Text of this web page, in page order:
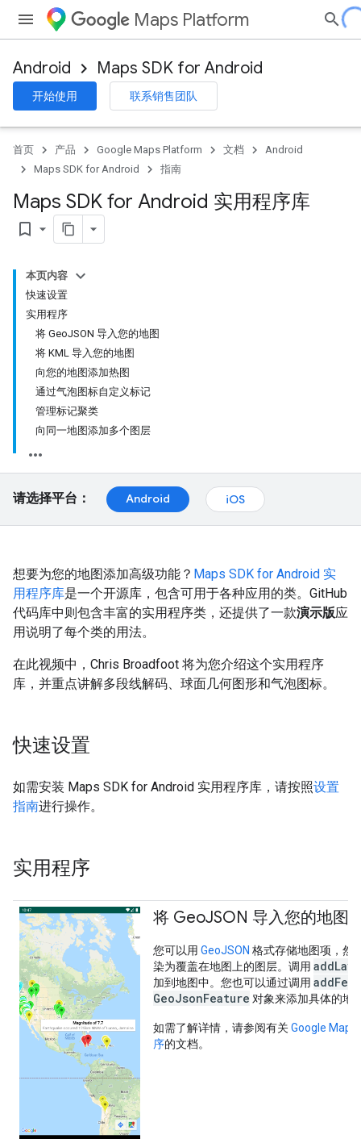
Maps Platform
Android Maps SDK for Android
开始使用 联系销售团队
首页 产品 Google Maps Platform 文档
Android
Maps SDK for Android
指南
Maps SDK for Android 实用程序库
bookmark_border
本页内容
快速设置
实用程序
将 GeoJSON 导入您的地图
将 KML 导入您的地图
向您的地图添加热图
通过气泡图标自定义标记
管理标记聚类
向同一地图添加多个图层
请选择平台： Android iOS
想要为您的地图添加高级功能？ Maps SDK for Android 实
用程序库是一个开源库，包含可用于各种应用的类。GitHub
代码库中则包含丰富的实用程序类，还提供了一款演示版应
用说明了每个类的用法。
在此视频中，Chris Broadfoot 将为您介绍这个实用程序
库，并重点讲解多段线解码、球面几何图形和气泡图标。
快速设置
如需安装 Maps SDK for Android 实用程序库，请按照设置
指南进行操作。
实用程序
将 GeoJSON 导入您的地图
您可以用 GeoJSON 格式存储地图项，然
染为覆盖在地图上的图层。调用
加到地图中。您也可以通过调用
GeoJsonFeature 对象来添加具体的地
如需了解详情，请参阅有关Google Maps
序的文档。